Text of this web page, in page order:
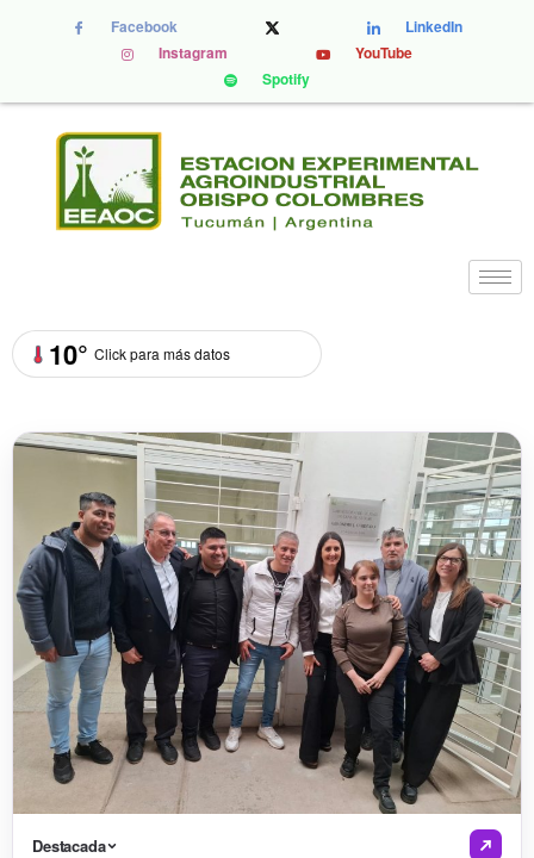
Facebook
LinkedIn
Instagram
YouTube
Spotify
10° Click para más datos
Destacada